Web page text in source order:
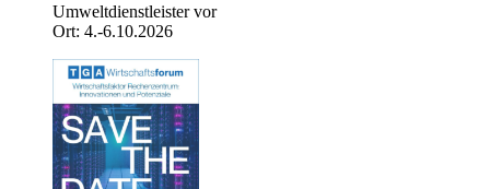
Umweltdienstleister vor
Ort: 4.-6.10.2026